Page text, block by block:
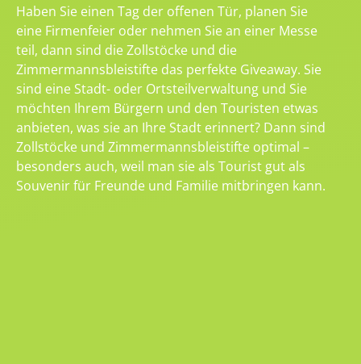
Haben Sie einen Tag der offenen Tür, planen Sie
eine Firmenfeier oder nehmen Sie an einer Messe
teil, dann sind die Zollstöcke und die
Zimmermannsbleistifte das perfekte Giveaway. Sie
sind eine Stadt- oder Ortsteilverwaltung und Sie
möchten Ihrem Bürgern und den Touristen etwas
anbieten, was sie an Ihre Stadt erinnert? Dann sind
Zollstöcke und Zimmermannsbleistifte optimal –
besonders auch, weil man sie als Tourist gut als
Souvenir für Freunde und Familie mitbringen kann.